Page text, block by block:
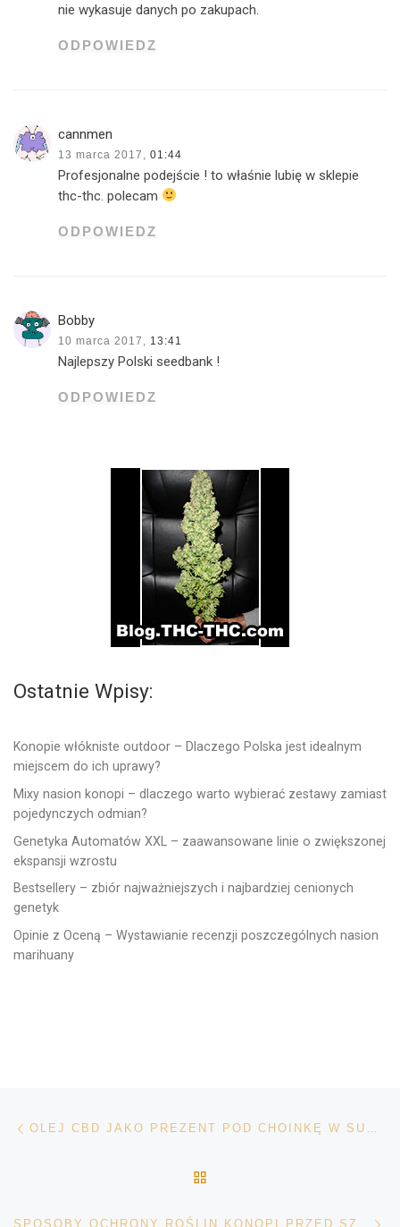
nie wykasuje danych po zakupach.
ODPOWIEDZ
cannmen
13 marca 2017, 01:44
Profesjonalne podejście ! to właśnie lubię w sklepie
thc-thc. polecam
ODPOWIEDZ
Bobby
10 marca 2017, 13:41
Najlepszy Polski seedbank !
ODPOWIEDZ
Ostatnie Wpisy:
Konopie włókniste outdoor – Dlaczego Polska jest idealnym
miejscem do ich uprawy?
Mixy nasion konopi – dlaczego warto wybierać zestawy zamiast
pojedynczych odmian?
Genetyka Automatów XXL – zaawansowane linie o zwiększonej
ekspansji wzrostu
Bestsellery – zbiór najważniejszych i najbardziej cenionych
genetyk
Opinie z Oceną – Wystawianie recenzji poszczególnych nasion
marihuany
Nawigacja wpisu OLEJ CBD JAKO PREZENT POD CHOINKĘ W SUPER CENIE